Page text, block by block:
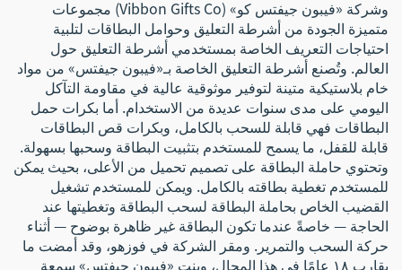
وشركة «فيبون جيفتس كو» (Vibbon Gifts Co) مجموعات
متميزة الجودة من أشرطة التعليق وحوامل البطاقات لتلبية
احتياجات التعريف الخاصة بمستخدمي أشرطة التعليق حول
العالم. وتُصنع أشرطة التعليق الخاصة بـ«فيبون جيفتس» من مواد
خام بلاستيكية متينة لتوفير موثوقية عالية في مقاومة التآكل
اليومي على مدى سنوات عديدة من الاستخدام. أما بكرات حمل
البطاقات فهي قابلة للسحب بالكامل، وبكرات قص البطاقات
قابلة للقفل، ما يسمح للمستخدم بتثبيت البطاقة وسحبها بسهولة.
وتحتوي حاملة البطاقة على تصميم تحميل من الأعلى، بحيث يمكن
للمستخدم تغطية بطاقته بالكامل. ويمكن للمستخدم تشغيل
القضيب الخاص بحاملة البطاقة لسحب البطاقة وتغطيتها عند
الحاجة — خاصةً عندما تكون البطاقة غير ظاهرة بوضوح — أثناء
حركة السحب والتمرير. ومقر الشركة في فوزهو، وقد أمضت ما
يقارب ١٨ عامًا في هذا المجال، وبنت «فيبون جيفتس» سمعة